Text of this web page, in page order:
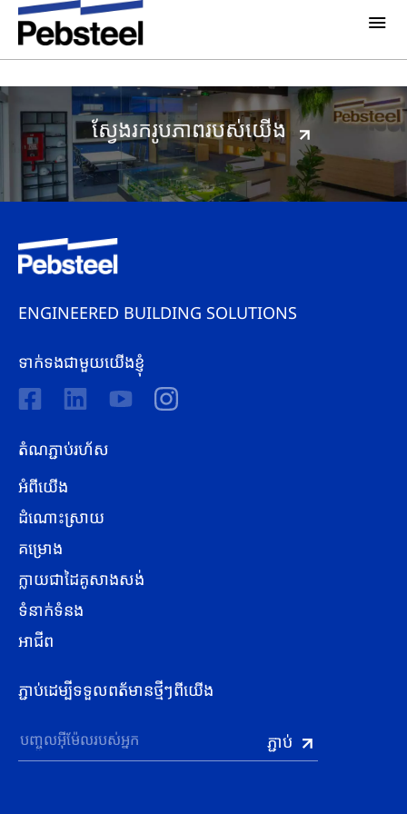
អំពីយើង
ហេតុអ្វីជ្រើសរើសយក​ Pebsteel
ដំណោះស្រាយ
ទិដ្ឋភាពទូទៅ
ប្រព័ន្ធ គ្រឿងបង្គុំអាគារ
ផលិតផល
គម្រោង
ប្រព័ន្ធផ្សព្វផ្សាយ
ព័តមាន
រូបភាព
ព័ត៌មានថ្មីៗ
ព័ត៍មាន & សេចក្តីប្រកាស
មតិអ្នកជំនាញ
ស្វែងរករូបភាពរបស់យើង
ENGINEERED BUILDING SOLUTIONS
ទាក់ទងជាមួយយើងខ្ញុំ
តំណភ្ជាប់រហ័ស
អំពីយើង
ដំណោះស្រាយ
គម្រោង
ក្លាយជាដៃគូសាងសង់
ទំនាក់ទំនង
អាជីព
ភ្ជាប់ដេម្បីទទួលពត័មានថ្មីៗពីយើង